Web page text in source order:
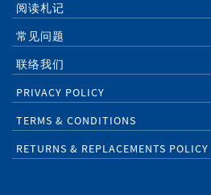
阅读札记
常见问题
联络我们
PRIVACY POLICY
TERMS & CONDITIONS
RETURNS & REPLACEMENTS POLICY